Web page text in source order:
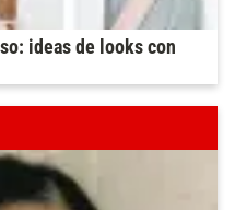
ideas de looks con